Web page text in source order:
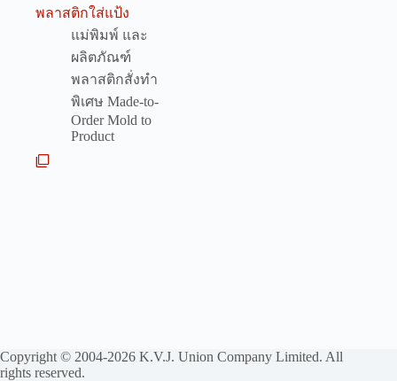
พลาสติกใส่แป้ง
แม่พิมพ์ และ
ผลิตภัณฑ์
พลาสติกสั่งทำ
พิเศษ Made-to-
Order Mold to
Product
Copyright © 2004-2026 K.V.J. Union Company Limited. All
rights reserved.